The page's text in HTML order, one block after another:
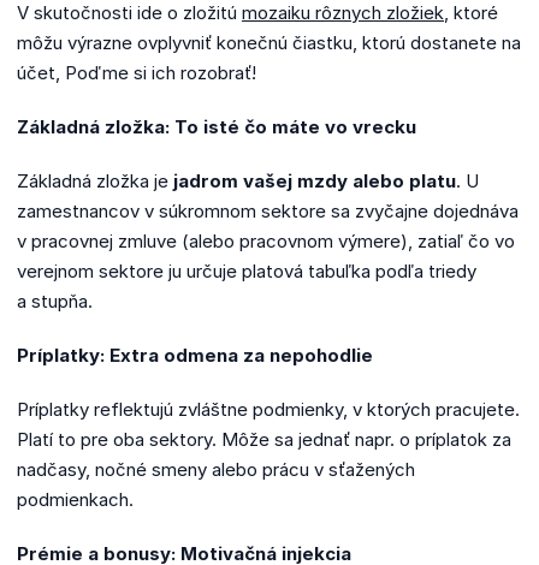
V skutočnosti ide o zložitú mozaiku rôznych zložiek, ktoré
môžu výrazne ovplyvniť konečnú čiastku, ktorú dostanete na
účet, Poďme si ich rozobrať!
Základná zložka: To isté čo máte vo vrecku
Základná zložka je jadrom vašej mzdy alebo platu. U
zamestnancov v súkromnom sektore sa zvyčajne dojednáva
v pracovnej zmluve (alebo pracovnom výmere), zatiaľ čo vo
verejnom sektore ju určuje platová tabuľka podľa triedy
a stupňa.
Príplatky: Extra odmena za nepohodlie
Príplatky reflektujú zvláštne podmienky, v ktorých pracujete.
Platí to pre oba sektory. Môže sa jednať napr. o príplatok za
nadčasy, nočné smeny alebo prácu v sťažených
podmienkach.
Prémie a bonusy: Motivačná injekcia